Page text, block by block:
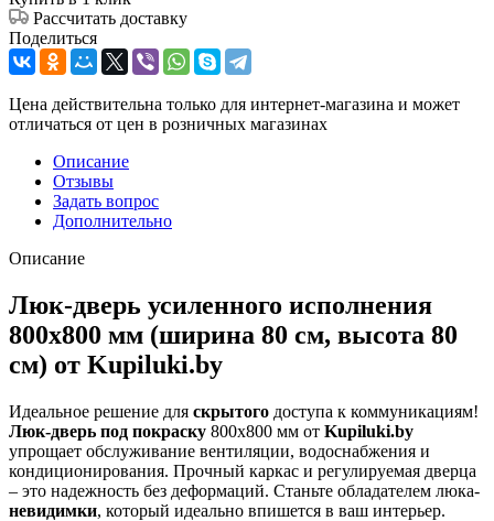
Рассчитать доставку
Поделиться
Цена действительна только для интернет-магазина и может
отличаться от цен в розничных магазинах
Описание
Отзывы
Задать вопрос
Дополнительно
Описание
Люк-дверь усиленного исполнения
800х800 мм (ширина 80 см, высота 80
см) от Kupiluki.by
Идеальное решение для скрытого доступа к коммуникациям!
Люк-дверь под покраску 800х800 мм от Kupiluki.by
упрощает обслуживание вентиляции, водоснабжения и
кондиционирования. Прочный каркас и регулируемая дверца
– это надежность без деформаций. Станьте обладателем люка-
невидимки, который идеально впишется в ваш интерьер.